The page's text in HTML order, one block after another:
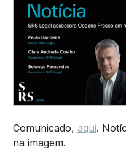
Comunicado, aqui.
na imagem.